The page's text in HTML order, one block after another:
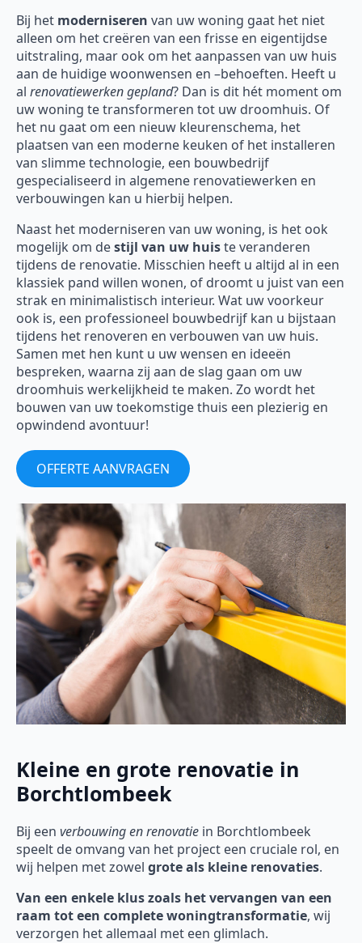
Bij het moderniseren van uw woning gaat het niet
alleen om het creëren van een frisse en eigentijdse
uitstraling, maar ook om het aanpassen van uw huis
aan de huidige woonwensen en –behoeften. Heeft u
al renovatiewerken gepland? Dan is dit hét moment om
uw woning te transformeren tot uw droomhuis. Of
het nu gaat om een nieuw kleurenschema, het
plaatsen van een moderne keuken of het installeren
van slimme technologie, een bouwbedrijf
gespecialiseerd in algemene renovatiewerken en
verbouwingen kan u hierbij helpen.
Naast het moderniseren van uw woning, is het ook
mogelijk om destijl van uw huiste veranderen
tijdens de renovatie. Misschien heeft u altijd al in een
klassiek pand willen wonen, of droomt u juist van een
strak en minimalistisch interieur. Wat uw voorkeur
ook is, een professioneel bouwbedrijf kan u bijstaan
tijdens het renoveren en verbouwen van uw huis.
Samen met hen kunt u uw wensen en ideeën
bespreken, waarna zij aan de slag gaan om uw
droomhuis werkelijkheid te maken. Zo wordt het
bouwen van uw toekomstige thuis een plezierig en
opwindend avontuur!
OFFERTE AANVRAGEN
Kleine en grote renovatie in
Borchtlombeek
Bij een verbouwing en renovatie in Borchtlombeek
speelt de omvang van het project een cruciale rol, en
wij helpen met zowel grote als kleine renovaties.
Van een enkele klus zoals het vervangen van een
raam tot een complete woningtransformatie, wij
verzorgen het allemaal met een glimlach.